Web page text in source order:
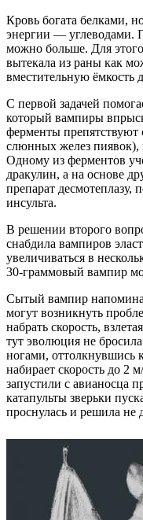
Кровь богата белками,
энергии — углеводами.
можно больше. Для
вытекала из раны как
вместительную ёмкость
С первой задачей
который вампиры
ферменты препятствуют
слюнных желез пиявок),
Одному из ферментов
дракулин, а на основе
препарат
инсульта.
В решении второго
снабдила вампиров
увеличиваться в
30-граммовый вампир
Сытый вампир
могут возникнуть
набрать скорость,
тут эволюция не
ногами, оттолкнувшись
набирает скорость до 2
запустили с авианосца
катапульты зверьки
проснулась и решила не